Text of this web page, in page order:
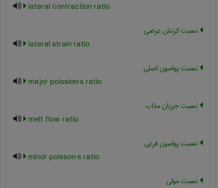
lateral contraction ratio
نسبت کرنش عرضی
lateral strain ratio
نسبت پواسون اصلی
major poission's ratio
نسبت جریان مذاب
melt flow ratio
نسبت پواسون فرعی
minor poisson's ratio
نسبت مولی